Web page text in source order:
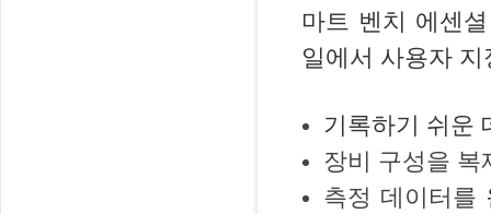
마트 벤치 에센
일에서 사용자
기록하기 쉬운
장비 구성을 복
측정 데이터를